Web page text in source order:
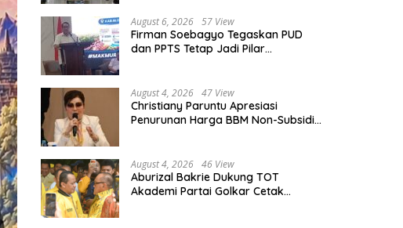
August 6, 2026 57 View
Firman Soebagyo Tegaskan PUD
dan PPTS Tetap Jadi Pilar
August 4, 2026 47 View
Christiany Paruntu Apresiasi
Penurunan Harga BBM Non-Subsidi,
August 4, 2026 46 View
Aburizal Bakrie Dukung TOT
Akademi Partai Golkar Cetak